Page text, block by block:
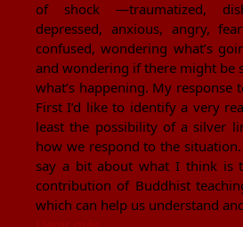
of shock —traumatized,
depressed, anxious, angry,
confused, wondering what’s
and wondering if there might be
what’s happening. My response
First I’d like to identify a very
least the possibility of a silver
how we respond to the
say a bit about what I think is
contribution of Buddhist
which can help us understand